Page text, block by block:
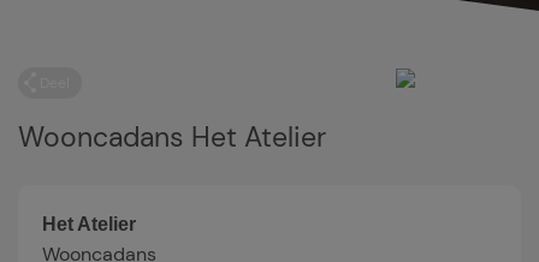
Wooncadans Het Atelier
Het Atelier
Wooncadans